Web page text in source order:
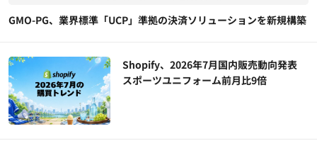
GMO-PG、業界標準「UCP」準拠の決済ソリューションを新規構築
Shopify、2026年7月国内販売動向発表
スポーツユニフォーム前月比9倍